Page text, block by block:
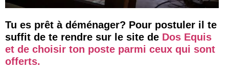
Tu es prêt à déménager? Pour postuler il te
suffit de te rendre sur le site de Dos Equis
et de choisir ton poste parmi ceux qui sont
offerts.